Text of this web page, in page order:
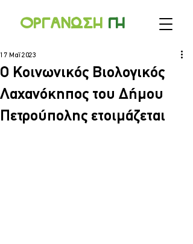
Οργανωση γη
Ο Κοινωνικός Βιολογικός
Λαχανόκηπος του Δήμου
Πετρούπολης ετοιμάζεται
17 Μαΐ 2023